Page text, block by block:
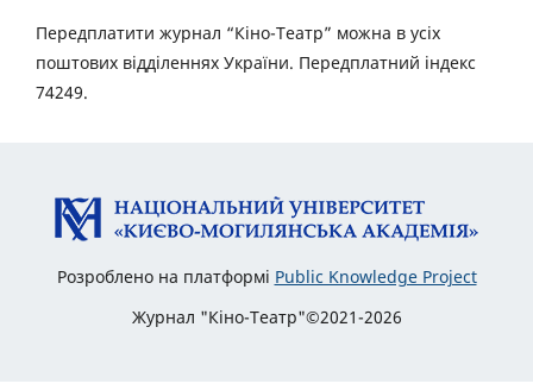
Передплатити журнал “Кіно-Театр” можна в усіх
поштових відділеннях України. Передплатний індекс
74249.
Розроблено на платформі Public Knowledge Project
Журнал "Кіно-Театр"©2021-2026